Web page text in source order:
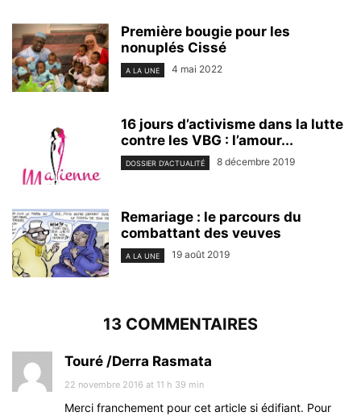
Première bougie pour les
nonuplés Cissé
A LA UNE 4 mai 2022
16 jours d’activisme dans la lutte
contre les VBG : l’amour...
DOSSIER D’ACTUALITÉ 8 décembre 2019
Remariage : le parcours du
combattant des veuves
A LA UNE 19 août 2019
13 COMMENTAIRES
Touré /Derra Rasmata
22 novembre 2016 at 11 h 39 min
Merci franchement pour cet article si édifiant. Pour